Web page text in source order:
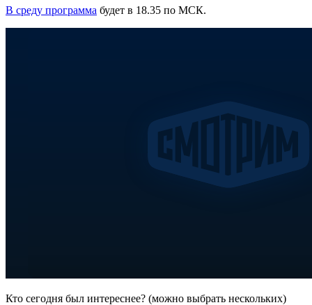
В среду программа будет в 18.35 по МСК.
Кто сегодня был интереснее? (можно выбрать нескольких)